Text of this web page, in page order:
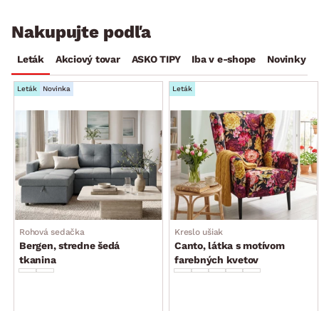
Nakupujte podľa
Leták Akciový tovar ASKO TIPY Iba v e-shope Novinky
Leták Novinka
Rohová sedačka
Bergen, stredne šedá
tkanina
Leták
Kreslo ušiak
Canto, látka s motívom
farebných kvetov